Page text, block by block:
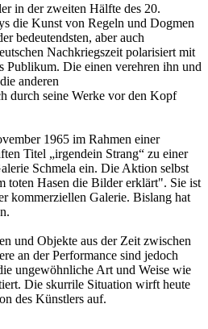
in der zweiten Hälfte des 20.
die Kunst von Regeln und Dogmen
bedeutendsten, aber auch
Nachkriegszeit polarisiert mit
Publikum. Die einen verehren ihn und
anderen
durch seine Werke vor den Kopf
1965 im Rahmen einer
Titel „irgendein Strang“ zu einer
Schmela ein. Die Aktion selbst
toten Hasen die Bilder erklärt". Sie ist
kommerziellen Galerie. Bislang hat
und Objekte aus der Zeit zwischen
an der Performance sind jedoch
ungewöhnliche Art und Weise wie
Die skurrile Situation wirft heute
des Künstlers auf.